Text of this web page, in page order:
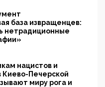
база извращенцев:
нетрадиционные
нацистов и
Киево-Печерской
миру рога и